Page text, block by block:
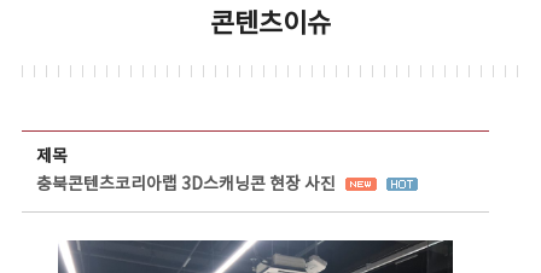
콘텐츠이슈
제목
충북콘텐츠코리아랩 3D스캐닝콘 현장 사진